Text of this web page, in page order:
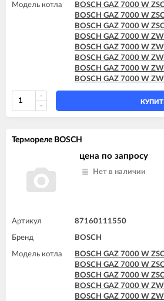
Модель котла
BOSCH GAZ 7000 W
BOSCH GAZ 7000 W
BOSCH GAZ 7000 W
BOSCH GAZ 7000 W
BOSCH GAZ 7000 W
BOSCH GAZ 7000 W
BOSCH GAZ 7000 W
BOSCH GAZ 7000 W
Термореле BOSCH
цена по запросу
Нет в наличии
Артикул 87160111550
Бренд BOSCH
Модель котла
BOSCH GAZ 7000 W
BOSCH GAZ 7000 W
BOSCH GAZ 7000 W
BOSCH GAZ 7000 W
BOSCH GAZ 7000 W